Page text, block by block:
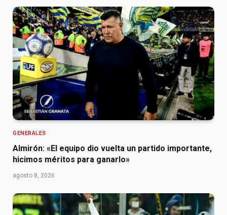
GENERALES
Almirón: «El equipo dio vuelta un partido importante,
hicimos méritos para ganarlo»
agosto 8, 2026